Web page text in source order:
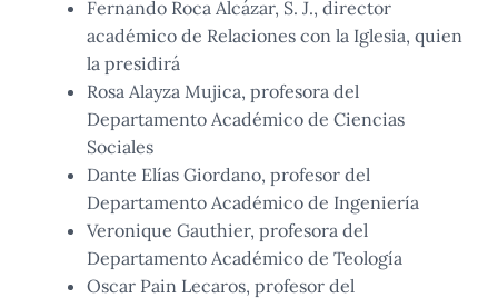
Fernando Roca Alcázar, S. J., director
académico de Relaciones con la Iglesia, quien
la presidirá
Rosa Alayza Mujica, profesora del
Departamento Académico de Ciencias
Sociales
Dante Elías Giordano, profesor del
Departamento Académico de Ingeniería
Veronique Gauthier, profesora del
Departamento Académico de Teología
Oscar Pain Lecaros, profesor del